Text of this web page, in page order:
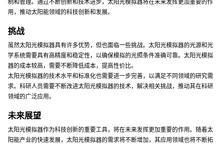
制和管理。通过不断创新和技术进步，太阳光模拟器将在未来发挥更加重要的作
用，推动太阳能领域的科技创新和发展。
挑战
虽然太阳光模拟器具有许多优势，但也面临一些挑战。太阳光模拟器的光源和光
学系统需要具有高精度和稳定性，以确保模拟的光照条件准确可靠。太阳光模拟
器的成本较高，需要不断降低成本，提高性价比。
太阳光模拟器的技术水平和标准化也需要进一步完善，以满足不同领域的研究需
求。科研人员需要不断改进太阳光模拟器的技术，解决相关挑战，推动其在科研
领域的广泛应用。
未来展望
太阳光模拟器作为科技创新的重要工具，将在未来发挥更加重要的作用。随着太
阳能产业的快速发展，太阳光模拟器的需求将不断增加，其应用领域也将不断拓